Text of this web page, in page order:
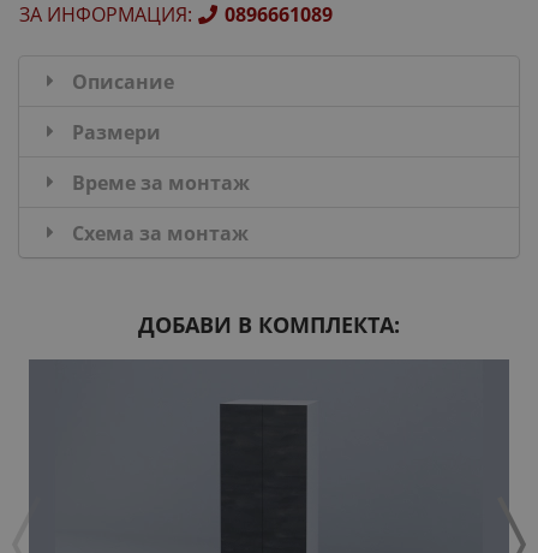
ЗА ИНФОРМАЦИЯ: 0896661089
Описание
Размери
Време за монтаж
Схема за монтаж
ДОБАВИ В КОМПЛЕКТА: